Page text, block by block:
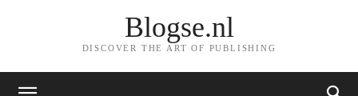
Blogse.nl
DISCOVER THE ART OF PUBLISHING